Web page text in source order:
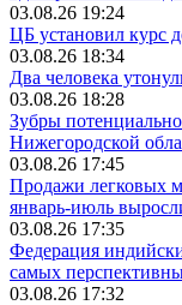
03.08.26 19:24
ЦБ установил курс
03.08.26 18:34
Два человека
03.08.26 18:28
Зубры
Нижегородской
03.08.26 17:45
Продажи легковых
январь-июль
03.08.26 17:35
Федерация
самых
03.08.26 17:32